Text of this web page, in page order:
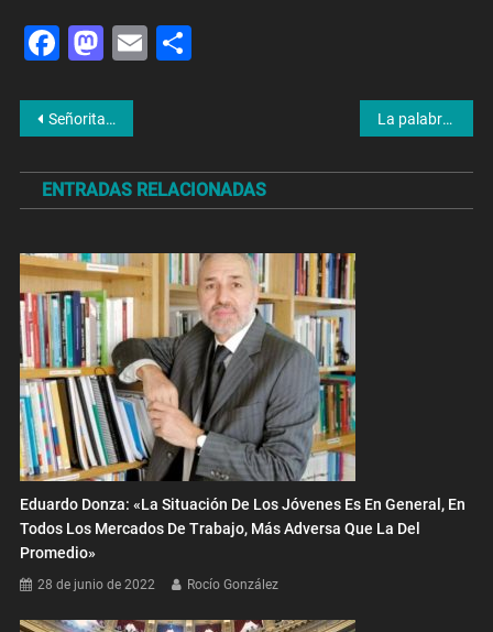
Facebook
Mastodon
EmailShare
Navegación
de
entradas
Señorita Bimbo: ”Gasto 30 mil pesos por mes en marihuana” La palabra de Horacio Cirio sobre el escándalo entre Sabrina Carballo y Jésica Cirio
ENTRADAS RELACIONADAS
Eduardo Donza: «La Situación De Los Jóvenes Es En General, En
Todos Los Mercados De Trabajo, Más Adversa Que La Del
Promedio»
28 de junio de 2022 Rocío González